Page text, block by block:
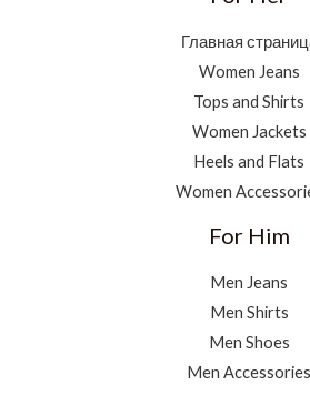
Главная
Women Jeans
Tops and Shirts
Women Jackets
Heels and Flats
Women
For Him
Men Jeans
Men Shirts
Men Shoes
Men Accessories